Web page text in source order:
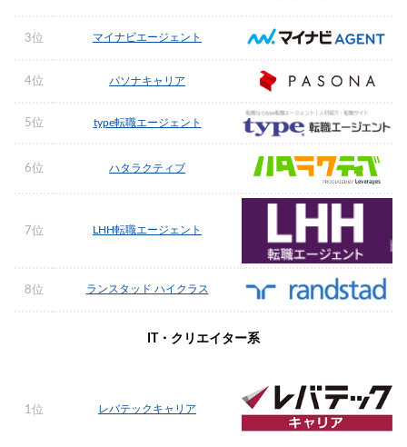
3位 マイナビエージェント
4位 パソナキャリア
5位 type転職エージェント
6位 ハタラクティブ
7位 LHH転職エージェント
8位 ランスタッド ハイクラス
IT・クリエイター系
1位 レバテックキャリア